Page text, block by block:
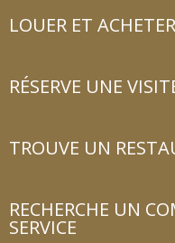
LOUER ET
RÉSERVE UNE
TROUVE UN
RECHERCHE UN
SERVICE